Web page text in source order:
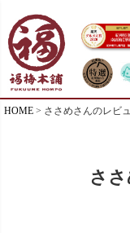
HOME ささめさんのレビ
さ